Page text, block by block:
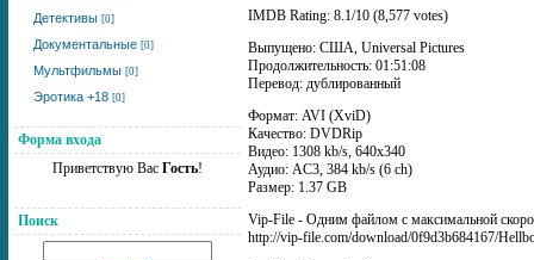
Детективы [0]
Документальные [0]
Мультфильмы [0]
Эротика +18 [0]
Форма входа
Приветствую Вас Гость!
Поиск
IMDB Rating: 8.1/10 (8,577 votes)
Выпущено: США, Universal Pictures
Продолжительность: 01:51:08
Перевод: дублированный
Формат: AVI (XviD)
Качество: DVDRip
Видео: 1308 kb/s, 640x340
Аудио: AC3, 384 kb/s (6 ch)
Размер: 1.37 GB
Vip-File - Одним файлом с максимальной
http://vip-file.com/download/0f9d3b684167/